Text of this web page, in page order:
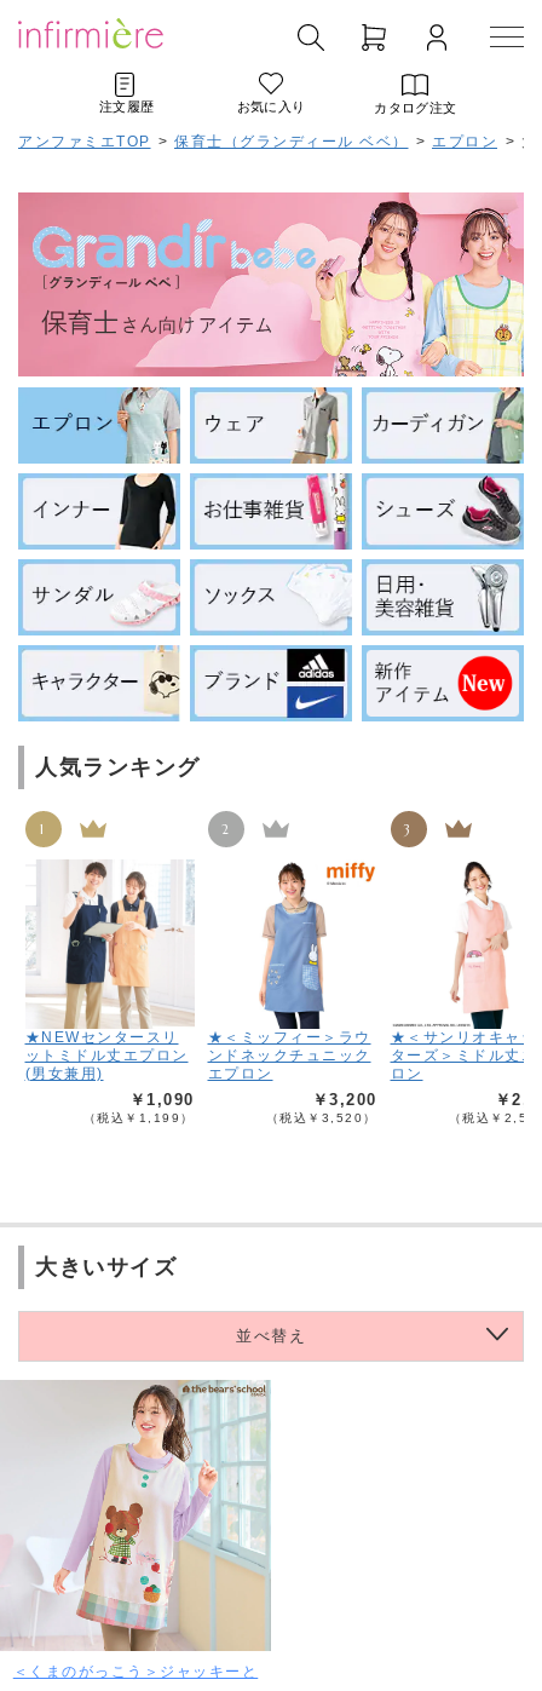
注文履歴 お気に入り カタログ注文
アンファミエTOP > 保育士（グランディール ベベ） > エプロン > 大
人気ランキング
1
★NEWセンタースリ
ットミドル丈エプロン
(男女兼用)
￥1,090
（税込￥1,199）
2
★＜ミッフィー＞ラウ
ンドネックチュニック
エプロン
￥3,200
（税込￥3,520）
3
★＜サンリオキャラ
ターズ＞ミドル丈エ
ロン
￥
（税込￥
大きいサイズ
並べ替え
＜くまのがっこう＞ジャッキーと